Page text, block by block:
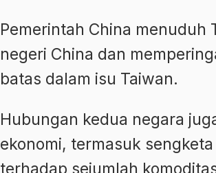
Pemerintah China menuduh
negeri China dan
batas dalam isu Taiwan.
Hubungan kedua negara
ekonomi, termasuk
terhadap sejumlah